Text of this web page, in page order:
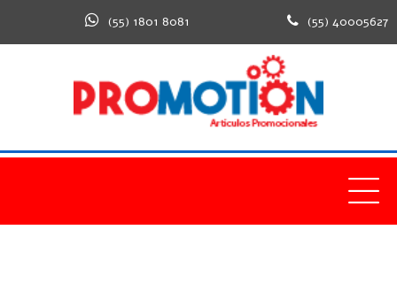
(55) 1801 8081 (55) 40005627